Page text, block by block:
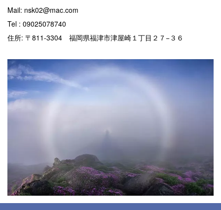
Mail: nsk02@mac.com
Tel : 09025078740
住所: 〒811-3304 福岡県福津市津屋崎１丁目２７−３６